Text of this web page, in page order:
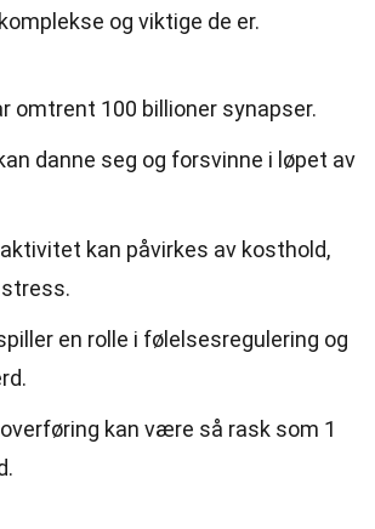
og viktige de er.
omtrent 100 billioner synapser.
danne seg og forsvinne i løpet av
kan påvirkes av kosthold,
en rolle i følelsesregulering og
kan være så rask som 1